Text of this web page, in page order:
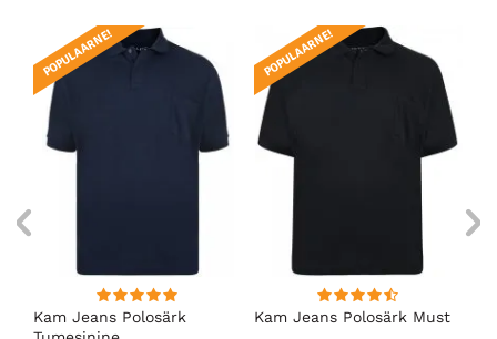
Kam Jeans Polosärk
POPULAARNE!
Kam Jeans Polosärk Must
POPULAARNE!